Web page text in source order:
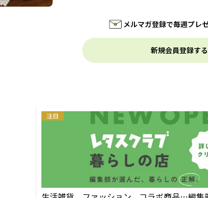
メルマガ登録で毎週プレ
新規会員登録する
注目